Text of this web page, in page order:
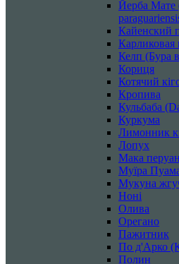
Йерба Мате
Кайенский
Карликовая
Келп (Бура
Кориця
Котячий
Кропива
Кульбаба
Куркума
Лимонник
Лопух
Мака
Муїра
Мукуна
Ноні
Олива
Орегано
Пажитник
По д'Арко
Полин